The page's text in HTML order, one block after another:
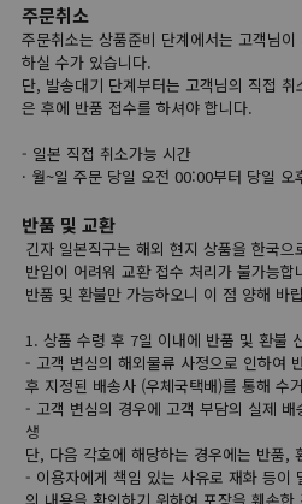
주문취소
주문취소는 상품준비 단계에서는 고객님
하실 수가 있습니다.
단, 발송대기 단계부터는 고객님의 직접
은 후에 반품 접수를 하셔야 합니다.
- 일본 직접 취소가능 시간
· 월~일 주문 당일 오전 00:00부터 당일
반품 및 교환
긴자 일본직구는 해외 현지 상품을 한국
반입이 어려워 교환 접수 처리가 불가능합
반품 및 환불만 가능하오니 이 점 양해 바
1. 상품 수령 후 7일 이내에 반품 및 환불
- 고객 변심의 해외물류 사정으로 인하여
후 지정된 배송사 (우체국택배)를 통해 수
- 고객 변심의 경우에 고객 부담의 실제
생
단, 다음 각호에 해당하는 경우에는 반품,
- 이용자에게 책임 있는 사유로 재화 등이